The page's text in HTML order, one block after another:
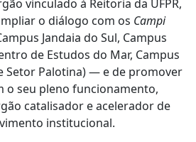
vinculado à Reitoria da UFPR,
o diálogo com os Campi
Jandaia do Sul, Campus
de Estudos do Mar, Campus
Setor Palotina) — e de promover
o seu pleno funcionamento,
catalisador e acelerador de
institucional.